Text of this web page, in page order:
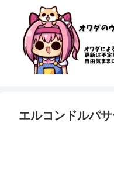
エルコンドルパ